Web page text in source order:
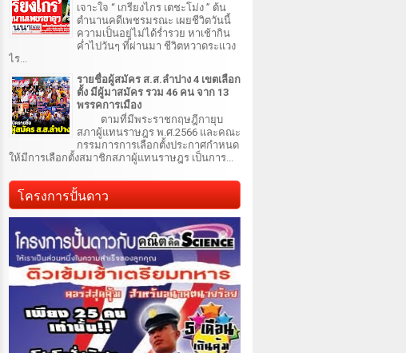
เจาะใจ “ เกรียงไกร เตชะโม่ง ” ต้น
ตำนานคดีเพชรมรณะ เผยชีวิตวันนี้
ความเป็นอยู่ไม่ได้ร่ำรวย หาเช้ากิน
ค่ำไปวันๆ ที่ผ่านมา ชีวิตหวาดระแวง
ไร...
รายชื่อผู้สมัคร ส.ส.ลำปาง 4 เขตเลือก
ตั้ง มีผู้มาสมัคร รวม 46 คน จาก 13
พรรคการเมือง
ตามที่มีพระราชกฤษฎีกายุบ
สภาผู้แทนราษฎร พ.ศ.2566 และคณะ
กรรมการการเลือกตั้งประกาศกำหนด
ให้มีการเลือกตั้งสมาชิกสภาผู้แทนราษฎร เป็นการ...
โครงการปั้นดาว